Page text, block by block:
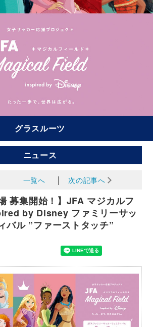
グラスルーツ
ニュース
一覧へ │ 次の記事へ
募集開始！】JFA マジカルフ
by Disney ファミリーサッ
バル ”ファーストタッチ”